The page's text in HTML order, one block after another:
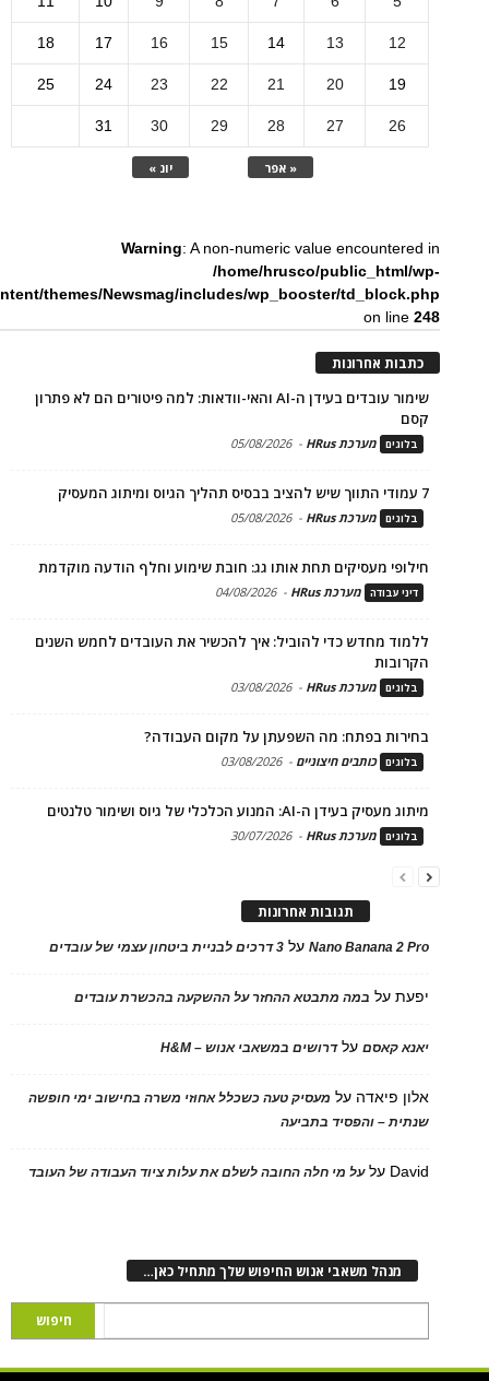
« אפר יונ »
12
13
14
15
16
17
18
19
20
21
22
23
24
25
26
27
28
29
30
31
Warning: A non-numeric value encountered in
/home/hrusco/public_html/wp-
themes/Newsmag/includes/wp_booster/td_block.php
on line248
כתבות אחרונות
שימור עובדים בעידן ה-AI והאי-וודאות: למה פיטורים הם לא פתרון
קסם
בלוגים מערכת HRus -
05/08/2026
7 עמודי התווך שיש להציב בבסיס תהליך הגיוס ומיתוג המעסיק
בלוגים מערכת HRus -
05/08/2026
חילופי מעסיקים תחת אותו גג: חובת שימוע וחלף הודעה מוקדמת
דיני עבודה מערכת HRus -
04/08/2026
ללמוד מחדש כדי להוביל: איך להכשיר את העובדים לחמש השנים
הקרובות
בלוגים מערכת HRus -
03/08/2026
בחירות בפתח: מה השפעתן על מקום העבודה?
בלוגים כותבים חיצוניים -
03/08/2026
מיתוג מעסיק בעידן ה-AI: המנוע הכלכלי של גיוס ושימור טלנטים
בלוגים מערכת HRus -
30/07/2026
תגובות אחרונות
Nano Banana 2 Proעל 3 דרכים לבניית ביטחון עצמי של עובדים
יפעתעל במה מתבטא ההחזר על ההשקעה בהכשרת עובדים
יאנא קאסםעלדרושים במשאבי אנוש – H&M
אלון פיאדה על מעסיק טעה כשכלל אחוזי משרה בחישוב ימי חופשה
שנתית – והפסיד בתביעה
David עלעל מי חלה החובה לשלם את עלות ציוד העבודה של העובד
מנהל משאבי אנוש החיפוש שלך מתחיל כאן…